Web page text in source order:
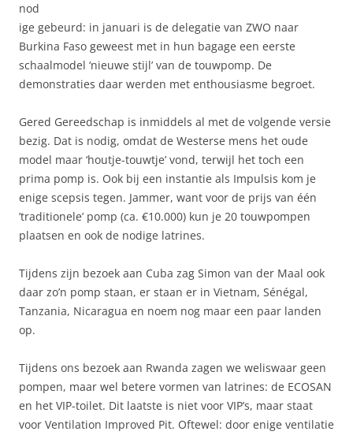
nod
ige gebeurd: in januari is de delegatie van ZWO naar
Burkina Faso geweest met in hun bagage een eerste
schaalmodel ‘nieuwe stijl’ van de touwpomp. De
demonstraties daar werden met enthousiasme begroet.
Gered Gereedschap is inmiddels al met de volgende versie
bezig. Dat is nodig, omdat de Westerse mens het oude
model maar ‘houtje-touwtje’ vond, terwijl het toch een
prima pomp is. Ook bij een instantie als Impulsis kom je
enige scepsis tegen. Jammer, want voor de prijs van één
’traditionele’ pomp (ca. €10.000) kun je 20 touwpompen
plaatsen en ook de nodige latrines.
Tijdens zijn bezoek aan Cuba zag Simon van der Maal ook
daar zo’n pomp staan, er staan er in Vietnam, Sénégal,
Tanzania, Nicaragua en noem nog maar een paar landen
op.
Tijdens ons bezoek aan Rwanda zagen we weliswaar geen
pompen, maar wel betere vormen van latrines: de ECOSAN
en het VIP-toilet. Dit laatste is niet voor VIP’s, maar staat
voor Ventilation Improved Pit. Oftewel: door enige ventilatie